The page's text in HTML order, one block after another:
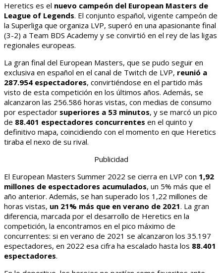
Heretics es el nuevo campeón del European Masters de
League of Legends. El conjunto español, vigente campeón de
la Superliga que organiza LVP, superó en una apasionante final
(3-2) a Team BDS Academy y se convirtió en el rey de las ligas
regionales europeas.
La gran final del European Masters, que se pudo seguir en
exclusiva en español en el canal de Twitch de LVP, reunió a
287.954 espectadores, convirtiéndose en el partido más
visto de esta competición en los últimos años. Además, se
alcanzaron las 256.586 horas vistas, con medias de consumo
por espectador superiores a 53 minutos, y se marcó un pico
de 88.401 espectadores concurrentes en el quinto y
definitivo mapa, coincidiendo con el momento en que Heretics
tiraba el nexo de su rival.
Publicidad
El European Masters Summer 2022 se cierra en LVP con 1,92
millones de espectadores acumulados, un 5% más que el
año anterior. Además, se han superado los 1,22 millones de
horas vistas, un 21% más que en verano de 2021. La gran
diferencia, marcada por el desarrollo de Heretics en la
competición, la encontramos en el pico máximo de
concurrentes: si en verano de 2021 se alcanzaron los 35.197
espectadores, en 2022 esa cifra ha escalado hasta los 88.401
espectadores.